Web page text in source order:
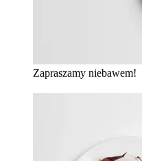
Zapraszamy niebawem!